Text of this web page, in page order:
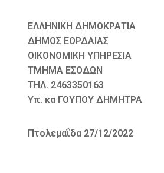
ΕΛΛΗΝΙΚΗ ΔΗΜΟΚΡΑΤΙΑ
ΔΗΜΟΣ ΕΟΡΔΑΙΑΣ
ΟΙΚΟΝΟΜΙΚΗ ΥΠΗΡΕΣΙΑ
ΤΜΗΜΑ ΕΣΟΔΩΝ
ΤΗΛ. 2463350163
Υπ. κα ΓΟΥΠΟΥ ΔΗΜΗΤΡΑ
Πτολεμαΐδα 27/12/2022